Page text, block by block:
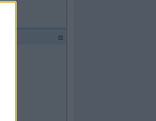
#8